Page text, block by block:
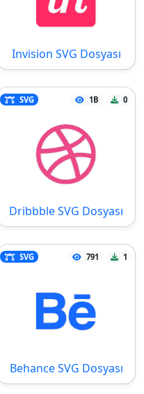
Invision SVG Dosyası
SVG 1B 0
Dribbble SVG Dosyası
SVG 791 1
Behance SVG Dosyası